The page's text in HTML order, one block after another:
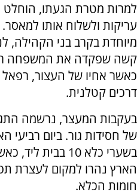
למרות מטרת הגעתו, הוחלט
עריקות ולשלוח אותו
מיוחדת בקרב בני הקהילה,
קשה שפקדה את המשפחה רק
כאשר אחיו של העצור, רפאל
דרכים קטלנית.
בעקבות המעצר, נרשמה
של חסידות גור. ביום רביעי
בשערי כלא 10
הארץ נהרו למקום לעצרת
חומות הכלא.